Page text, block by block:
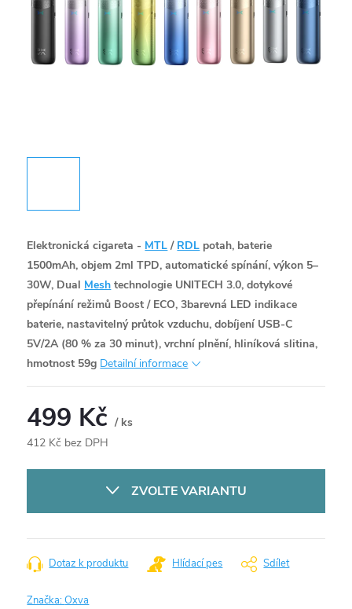
Elektronická cigareta - MTL / RDL potah, baterie
1500mAh, objem 2ml TPD, automatické spínání, výkon 5–
30W, Dual Mesh technologie UNITECH 3.0, dotykové
přepínání režimů Boost / ECO, 3barevná LED indikace
baterie, nastavitelný průtok vzduchu, dobíjení USB-C
5V/2A (80 % za 30 minut), vrchní plnění, hliníková slitina,
hmotnost 59g Detailní informace
499 Kč/ ks
412 Kč bez DPH
ZVOLTE VARIANTU
Dotaz k produktu Hlídací pes Sdílet
Značka:Oxva